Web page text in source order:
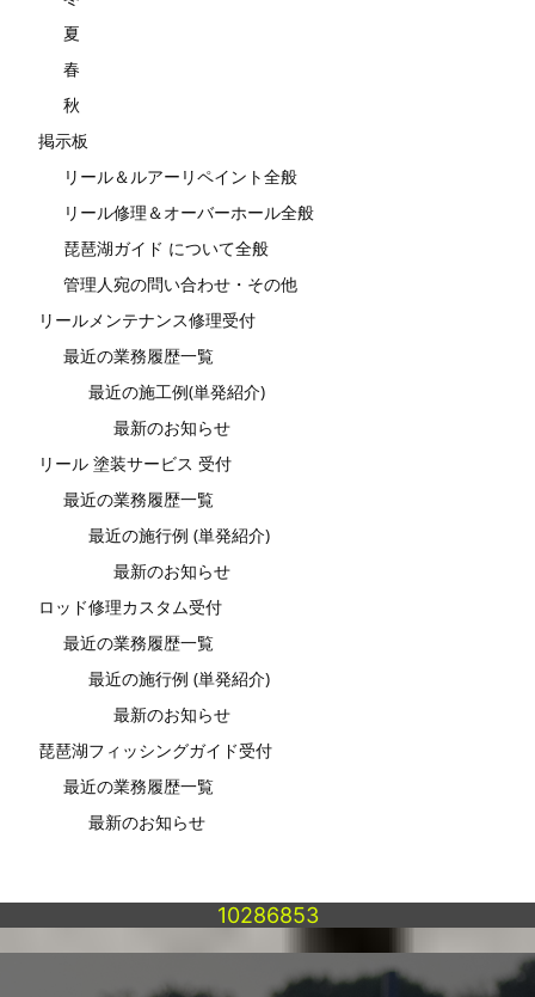
夏
春
秋
掲示板
リール＆ルアーリペイント全般
リール修理＆オーバーホール全般
琵琶湖ガイド について全般
管理人宛の問い合わせ・その他
リールメンテナンス修理受付
最近の業務履歴一覧
最近の施工例(単発紹介)
最新のお知らせ
リール 塗装サービス 受付
最近の業務履歴一覧
最近の施行例 (単発紹介)
最新のお知らせ
ロッド修理カスタム受付
最近の業務履歴一覧
最近の施行例 (単発紹介)
最新のお知らせ
琵琶湖フィッシングガイド受付
最近の業務履歴一覧
最新のお知らせ
10286853